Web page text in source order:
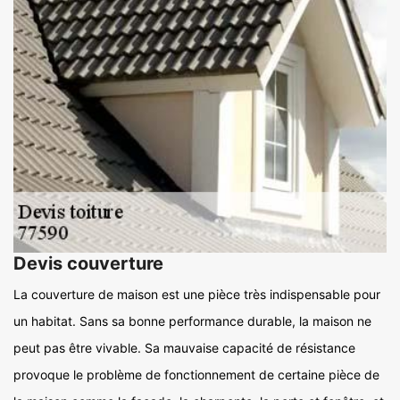
Devis couverture
La couverture de maison est une pièce très indispensable pour
un habitat. Sans sa bonne performance durable, la maison ne
peut pas être vivable. Sa mauvaise capacité de résistance
provoque le problème de fonctionnement de certaine pièce de